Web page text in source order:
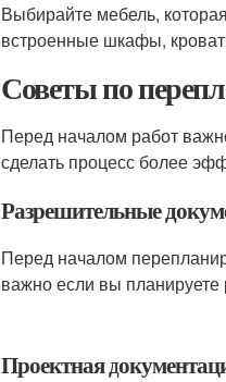
Выбирайте мебель,
встроенные шкафы,
Советы по
Перед началом работ
сделать процесс более
Разрешительные
Перед началом
важно если вы планируете
Проектная